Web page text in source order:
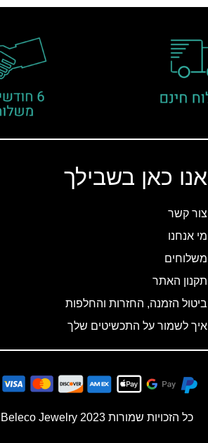
אנו כאן בשבילך
צור קשר
מי אנחנו
משלוחים
תקנון האתר
ביטול הזמנה, החזרות והחלפות
איך לשמור על התכשיטים שלך
כל הזכויות שמורות 2023 Beleco Jewelry